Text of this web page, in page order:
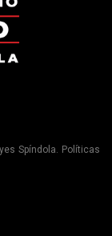
Spíndola. Políticas